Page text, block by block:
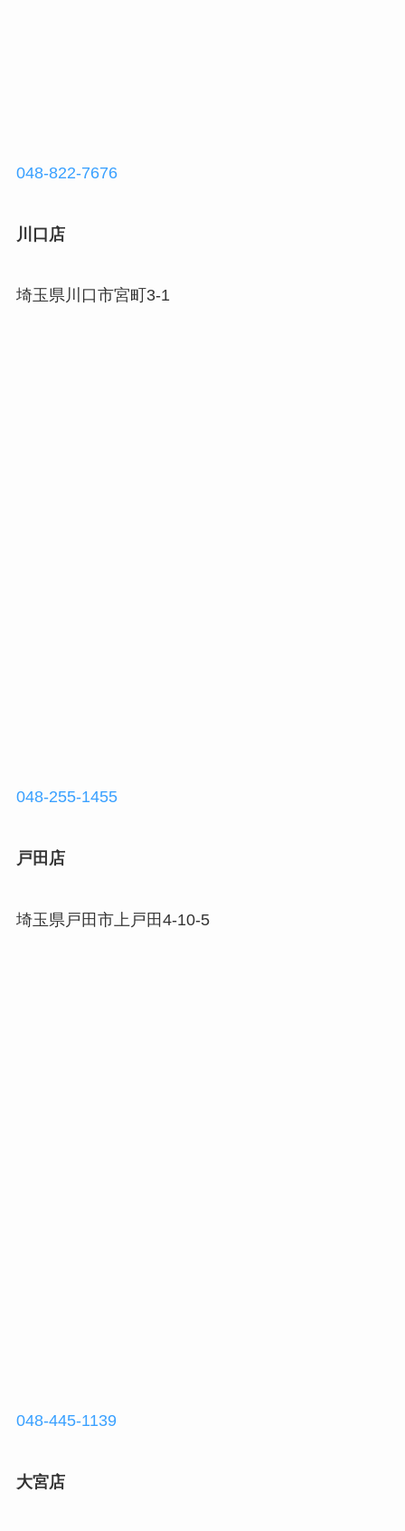
048-822-7676
川口店
埼玉県川口市宮町3-1
048-255-1455
戸田店
埼玉県戸田市上戸田4-10-5
048-445-1139
大宮店